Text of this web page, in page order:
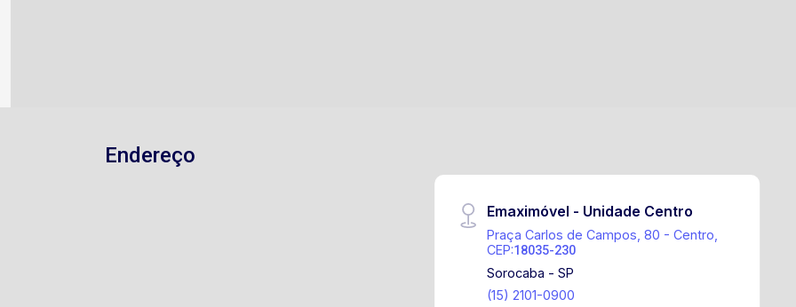
Endereço
Emaximóvel - Unidade Centro
Praça Carlos de Campos, 80 - Centro,
CEP:18035-230
Sorocaba - SP
(15) 2101-0900